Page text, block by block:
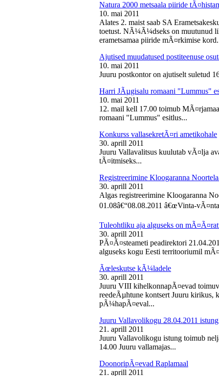
Natura 2000 metsaala piiride
10. mai 2011
Alates 2. maist saab SA
toetust. NÃ¼Ã¼dseks on muutunud
erametsamaa piiride mÃ¤rkimise
Ajutised muudatused postiteenuse
10. mai 2011
Juuru postkontor on ajutiselt suletud
Harri JÃµgisalu romaani "Lummus"
10. mai 2011
12. mail kell 17.00 toimub
romaani "Lummus" esitlus...
Konkurss vallasekretÃ¤ri ametikohale
30. aprill 2011
Juuru Vallavalitsus kuulutab vÃ¤lja
tÃ¤itmiseks...
Registreerimine Kloogaranna
30. aprill 2011
Algas registreerimine Kloogaranna
01.08â€“08.08.2011 â€œVinta-
Tuleohtliku aja alguseks on
30. aprill 2011
PÃ¤Ã¤steameti peadirektori
alguseks kogu Eesti territooriumil
Ãœleskutse kÃ¼ladele
30. aprill 2011
Juuru VIII kihelkonnapÃ¤evad
reedeÃµhtune kontsert Juuru
pÃ¼hapÃ¤eval...
Juuru Vallavolikogu 28.04.2011 istung
21. aprill 2011
Juuru Vallavolikogu istung toimub
14.00 Juuru vallamajas...
DoonoripÃ¤evad Raplamaal
21. aprill 2011